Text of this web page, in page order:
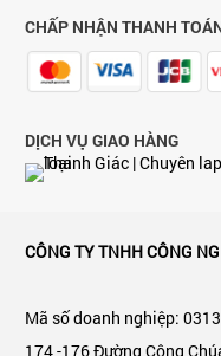
CHẤP NHẬN THANH
DỊCH VỤ GIAO HÀNG
CÔNG TY TNHH CÔNG
Mã số doanh nghiệp:
174 -176 Đường Công